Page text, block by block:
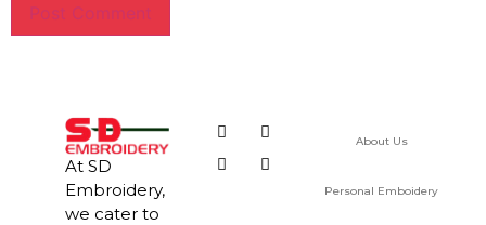
At SD
Embroidery,
we cater to
About Us
Personal Emboidery